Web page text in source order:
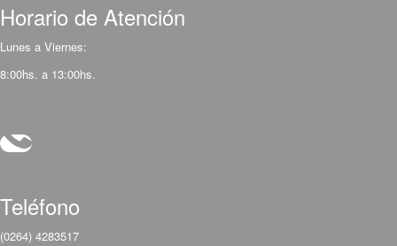
Horario de Atención
Lunes a Viernes:
8:00hs. a 13:00hs.
Teléfono
(0264) 4283517